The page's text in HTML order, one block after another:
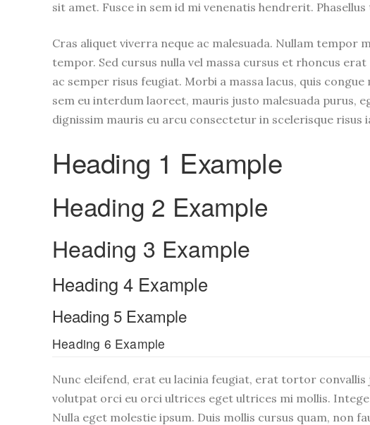
sit amet. Fusce in sem id mi venenatis hendrerit.
Cras aliquet viverra neque ac malesuada. Nullam tempor
tempor. Sed cursus nulla vel massa cursus et rhoncus
ac semper risus feugiat. Morbi a massa lacus, quis
sem eu interdum laoreet, mauris justo malesuada purus,
dignissim mauris eu arcu consectetur in scelerisque risus
Heading 1 Example
Heading 2 Example
Heading 3 Example
Heading 4 Example
Heading 5 Example
Heading 6 Example
Nunc eleifend, erat eu lacinia feugiat, erat tortor convallis
volutpat orci eu orci ultrices eget ultrices mi mollis.
Nulla eget molestie ipsum. Duis mollis cursus quam, non